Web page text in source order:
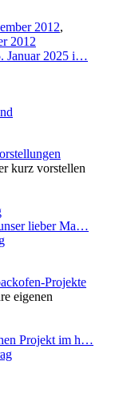
2012,
2012
Januar 2025 i…
kurz vorstellen
lieber Ma…
Projekte
eigenen
Projekt im h…